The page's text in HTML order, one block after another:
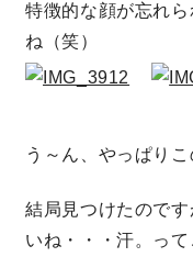
動画ギャラリー
特徴的な顔が忘れ
ね（笑）
う～ん、やっぱり
結局見つけたので
いね・・・汗。って